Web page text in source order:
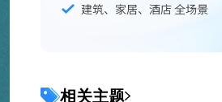
相关主题